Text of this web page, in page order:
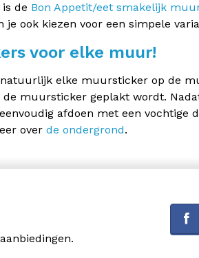
de Bon Appetit/eet smakelijk
je ook kiezen voor een simpele
voor elke muur!
elke muursticker op de
de muursticker geplakt wordt.
afdoen met een vochtige
over de ondergrond.